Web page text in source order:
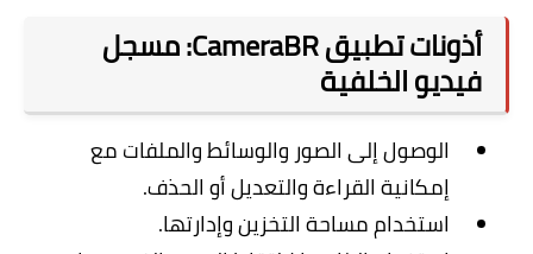
أذونات تطبيق CameraBR: مسجل
فيديو الخلفية
الوصول إلى الصور والوسائط والملفات مع
إمكانية القراءة والتعديل أو الحذف.
استخدام مساحة التخزين وإدارتها.